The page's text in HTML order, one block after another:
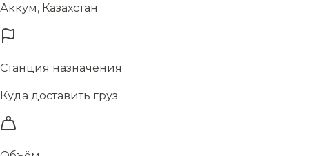
Аккум, Казахстан
Станция назначения
Куда доставить груз